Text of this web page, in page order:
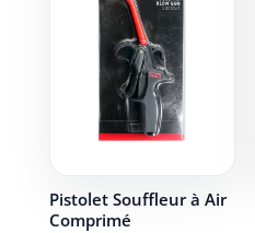
Pistolet Souffleur à Air
Comprimé